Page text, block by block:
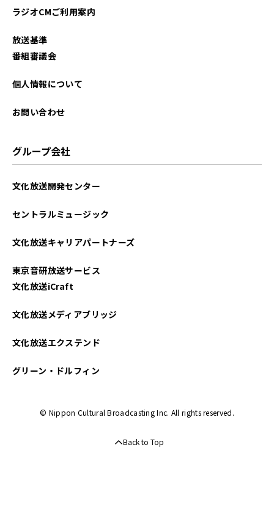
ラジオCMご利用案内
放送基準
番組審議会
個人情報について
お問い合わせ
グループ会社
文化放送開発センター
セントラルミュージック
文化放送キャリアパートナーズ
東京音研放送サービス
文化放送iCraft
文化放送メディアブリッジ
文化放送エクステンド
グリーン・ドルフィン
© Nippon Cultural Broadcasting Inc. All rights reserved.
Back to Top